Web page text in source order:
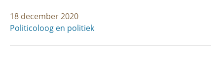
18 december 2020
Politicoloog en politiek